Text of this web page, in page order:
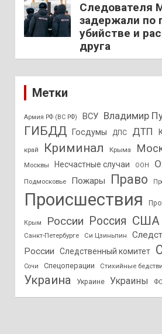
Следователя
задержали по
убийстве и
друга
Метки
Армия РФ (ВС РФ) ВСУ Владимир
ГИБДД Госдумы ДПС ДТП
край Криминал Крыма
Москвы Несчастные случаи ООН
Подмосковье Пожары Право
Происшествия
Крым России Россия США
Санкт-Петербурге
Си Цзиньпин
России
Следственный комитет
Сочи Спецоперации Стихийные
Украина Украине Украины